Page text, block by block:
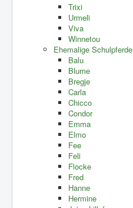
Trixi
Urmeli
Viva
Winnetou
Ehemalige Schulpferde
Balu
Blume
Bregje
Carla
Chicco
Condor
Emma
Elmo
Fee
Feli
Flocke
Fred
Hanne
Hermine